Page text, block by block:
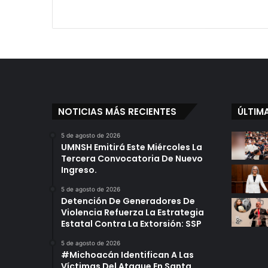
NOTICIAS MÁS RECIENTES
5 de agosto de 2026
UMNSH Emitirá Este Miércoles La
Tercera Convocatoria De Nuevo
Ingreso.
5 de agosto de 2026
Detención De Generadores De
Violencia Refuerza La Estrategia
Estatal Contra La Extorsión: SSP
5 de agosto de 2026
#Michoacán Identifican A Las